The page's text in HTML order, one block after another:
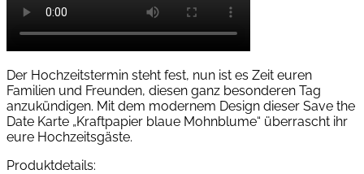
Der Hochzeitstermin steht fest, nun ist es Zeit euren
Familien und Freunden, diesen ganz besonderen Tag
anzukündigen. Mit dem modernem Design dieser Save the
Date Karte „Kraftpapier blaue Mohnblume“ überrascht ihr
eure Hochzeitsgäste.
Produktdetails: